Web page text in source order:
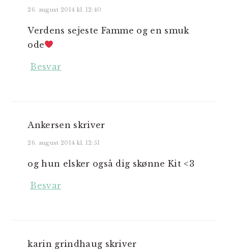
26. august 2014 kl. 12:40
Verdens sejeste Famme og en smuk
ode
Besvar
Ankersen skriver
26. august 2014 kl. 12:51
og hun elsker også dig skønne Kit <3
Besvar
karin grindhaug skriver